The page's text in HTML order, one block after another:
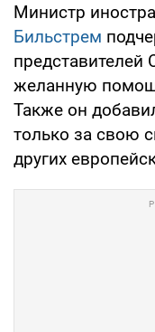
Министр
Бильстрем
представителей
желанную
Также он
только за свою
других